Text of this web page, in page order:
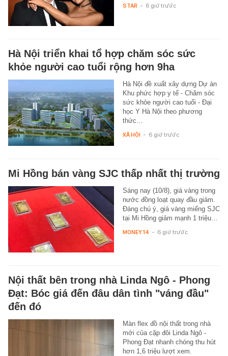
STAR - 6 giờ trước
Hà Nội triển khai tổ hợp chăm sóc sức
khỏe người cao tuổi rộng hơn 9ha
Hà Nội đề xuất xây dựng Dự án
Khu phức hợp y tế - Chăm sóc
sức khỏe người cao tuổi - Đại
học Y Hà Nội theo phương
thức…
XÃ HỘI - 6 giờ trước
Mi Hồng bán vàng SJC thấp nhất thị trường
Sáng nay (10/8), giá vàng trong
nước đồng loạt quay đầu giảm.
Đáng chú ý, giá vàng miếng SJC
tại Mi Hồng giảm mạnh 1 triệu…
MONEY.14 - 6 giờ trước
Nội thất bên trong nhà Linda Ngô - Phong
Đạt: Bóc giá đến đâu dân tình "váng đầu"
đến đó
Màn flex đồ nội thất trong nhà
mới của cặp đôi Linda Ngô -
Phong Đạt nhanh chóng thu hút
hơn 1,6 triệu lượt xem.